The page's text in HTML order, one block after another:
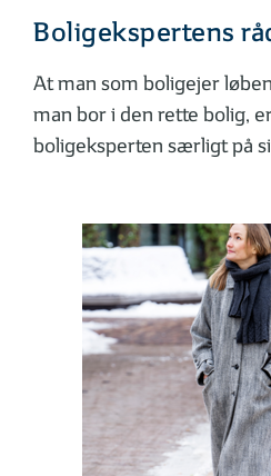
Boligekspertens
At man som boligejer
man bor i den rette bolig,
boligeksperten særligt på